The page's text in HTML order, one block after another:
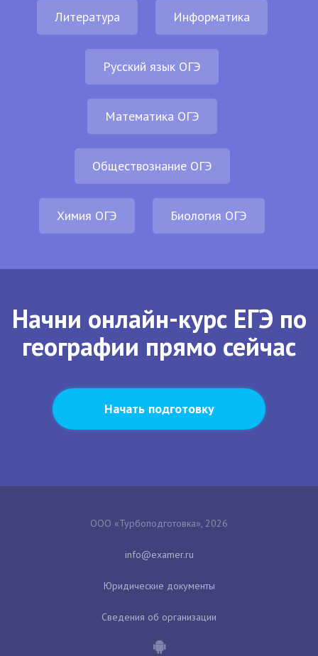
Литература Информатика
Русский язык ОГЭ
Математика ОГЭ
Обществознание ОГЭ
Химия ОГЭ Биология ОГЭ
Начни онлайн-курс ЕГЭ по
географии прямо сейчас
Начать подготовку
ООО «Турбоподготовка», 2026
Юридические документы
Сведения об организации